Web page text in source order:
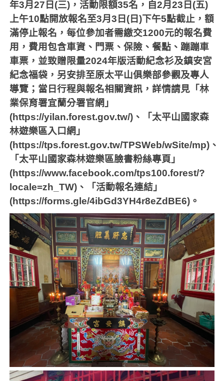
年3月27 日 (三) ，活動限額35名，自2月23 日 (五)
上午10點開放報名至3月3 日 ( 日)下午5點截止，額
滿停止報名，每位參加者需繳交1200元的報名費
用，費用包含車資、門票、保險、餐點、蹦蹦車
車票，並致贈限量2024年版活動紀念衫及鎮安宮
紀念福袋，另安排至原太平山俱樂部參觀及專人
導覽；當日行程與報名相關資訊，詳情請見「林
業保育署宜蘭分署官網」
(https://yilan.forest.gov.tw/) 、「太平山國家森
林遊樂區入口網」
(https://tps.forest.gov.tw/TPSWeb/wSite/mp) 、
「太平山國家森林遊樂區臉書粉絲專頁」
(https://www.facebook.com/tps100.forest/?
locale=zh_TW) 、「活動報名連結」
(https://forms.gle/4ibGd3YH4r8eZdBE6) 。